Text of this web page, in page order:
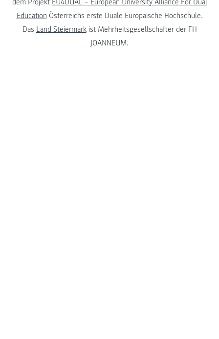
dem Projekt EU4DUAL – European University Alliance For Dual
Education Österreichs erste Duale Europäische Hochschule.
Das Land Steiermarkist Mehrheitsgesellschafter der FH
JOANNEUM.